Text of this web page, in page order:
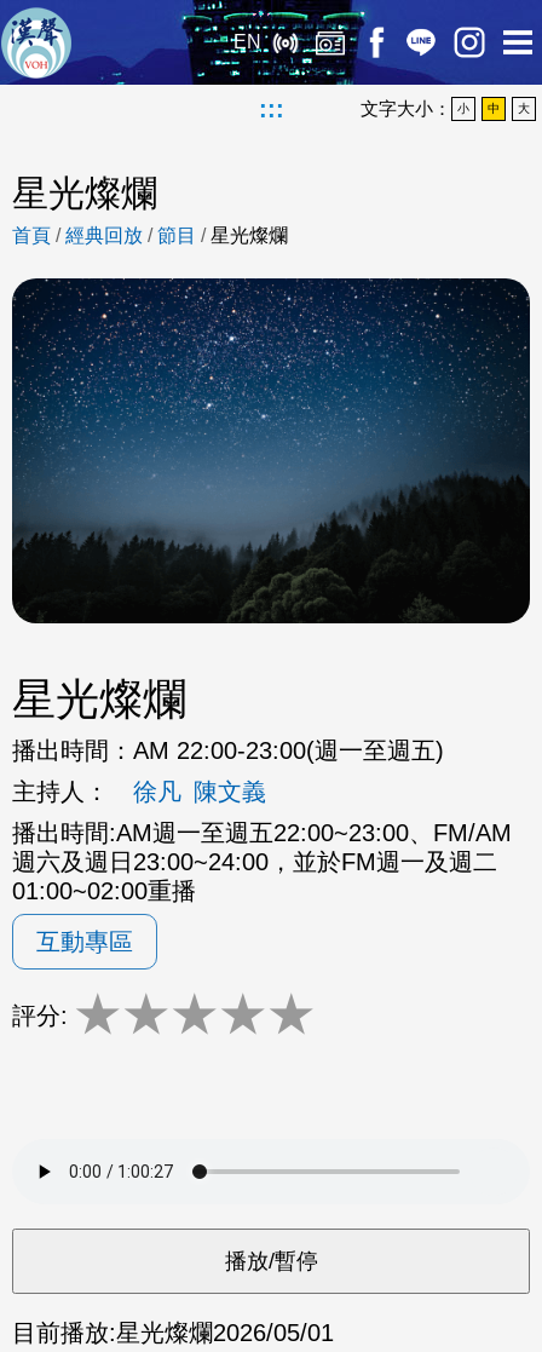
EN
::: 文字大小： 小 中 大
星光燦爛
首頁 /經典回放 /節目 /星光燦爛
星光燦爛
播出時間： AM 22:00-23:00(週一至週五)
主持人：
徐凡 陳文義
播出時間:AM週一至週五22:00~23:00、FM/AM
週六及週日23:00~24:00，並於FM週一及週二
01:00~02:00重播
互動專區
評分: ★★★★★
目前播放:星光燦爛2026/05/01